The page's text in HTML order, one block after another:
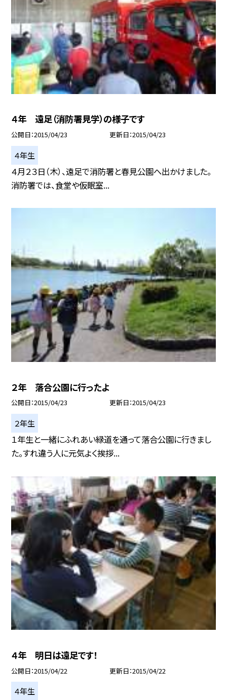
４年 遠足（消防署見学）の様子です
公開日 2015/04/23 更新日 2015/04/23
４年生
４月２３日（木）、遠足で消防署と春見公園へ出かけました。
消防署では、食堂や仮眠室...
２年 落合公園に行ったよ
公開日 2015/04/23 更新日 2015/04/23
２年生
１年生と一緒にふれあい緑道を通って落合公園に行きまし
た。すれ違う人に元気よく挨拶...
４年 明日は遠足です！
公開日 2015/04/22 更新日 2015/04/22
４年生